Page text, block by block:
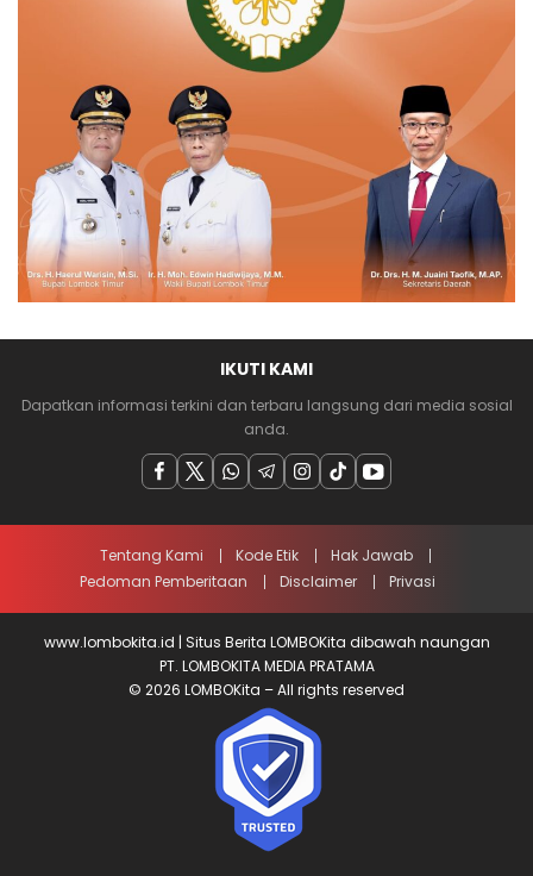
IKUTI KAMI
Dapatkan informasi terkini dan terbaru langsung dari media sosial
anda.
Tentang Kami Kode Etik
Hak Jawab
Pedoman Pemberitaan
Disclaimer Privasi
www.lombokita.id | Situs Berita LOMBOKita dibawah naungan
PT. LOMBOKITA MEDIA PRATAMA
© 2026 LOMBOKita – All rights reserved